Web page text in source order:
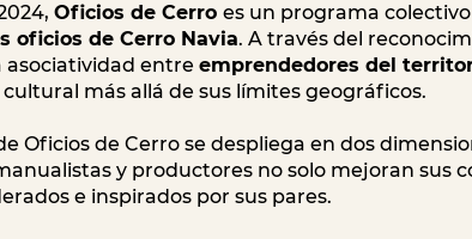
Oficios de Cerro es un programa
oficios de Cerro Navia. A través del
asociatividad entre emprendedores del
más allá de sus límites geográficos.
Oficios de Cerro se despliega en dos
y productores no solo mejoran sus
e inspirados por sus pares.